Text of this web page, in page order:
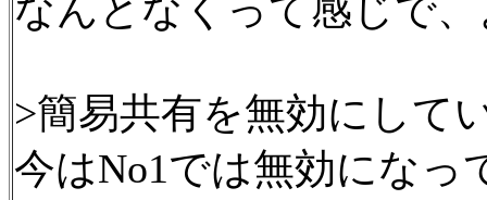
なんとなくって感じで
>簡易共有を無効にして
今はNo1では無効になっ